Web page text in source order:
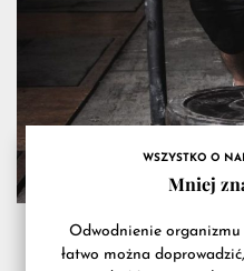
WSZYSTKO O
Mniej
Odwodnienie
łatwo można